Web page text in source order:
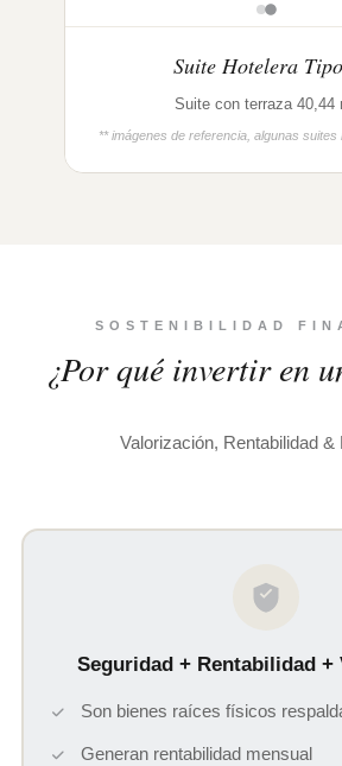
Suite Hotelera
Suite con terraza 40,44
** imágenes de referencia, algunas suites
SOSTENIBILIDAD
¿Por qué invertir en
Valorización, Rentabilidad &
Seguridad + Rentabilidad +
Son bienes raíces físicos
Generan rentabilidad mensual